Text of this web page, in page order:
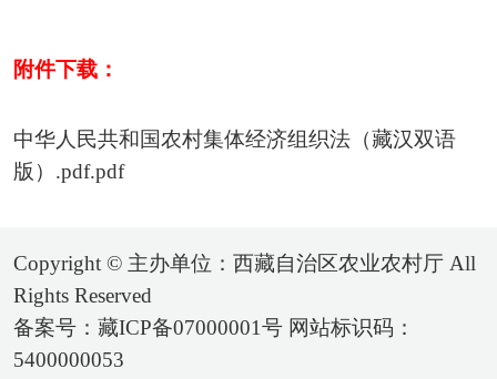
附件下载：
中华人民共和国农村集体经济组织法（藏汉双语
版）.pdf.pdf
Copyright © 主办单位：西藏自治区农业农村厅 All
Rights Reserved
备案号：藏ICP备07000001号 网站标识码：
5400000053